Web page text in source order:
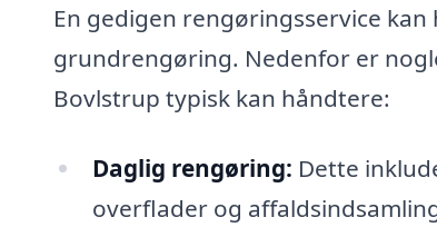
En gedigen rengøringsservice
grundrengøring. Nedenfor er
Bovlstrup typisk kan håndtere:
Daglig rengøring: Dette
overflader og